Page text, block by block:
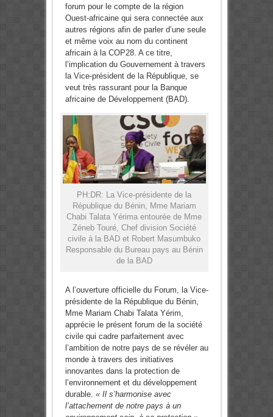
forum pour le compte de la région
Ouest-africaine qui sera connectée aux
autres régions afin de parler d’une seule
et même voix au nom du continent
africain à la COP28. A ce titre,
l’implication du Gouvernement à travers
la Vice-président de la République, se
veut très rassurant pour la Banque
africaine de Développement (BAD).
PH:DR: La Vice-présidente de la
République du Bénin, Mme Mariam
Chabi Talata Yérima entourée de Mme
Zéneb Touré, Chef division Société
civile à la BAD et Robert Masumbuko
Responsable du Bureau pays au Bénin
de la BAD
A l’ouverture officielle du Forum, la Vice-
présidente de la République du Bénin,
Mme Mariam Chabi Talata Yérim,
apprécie le présent forum de la société
civile qui cadre parfaitement avec
l’ambition de notre pays de se révéler au
monde à travers des initiatives
innovantes dans la protection de
l’environnement et du développement
durable. « Il s’harmonise avec
l’attachement de notre pays à un